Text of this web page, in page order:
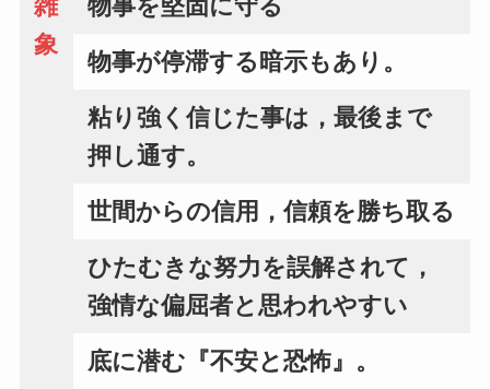
雑
象
物事を堅固に守る
物事が停滞する暗示もあり。
粘り強く信じた事は，最後まで
押し通す。
世間からの信用，信頼を勝ち取る
ひたむきな努力を誤解されて，
強情な偏屈者と思われやすい
底に潜む『不安と恐怖』。